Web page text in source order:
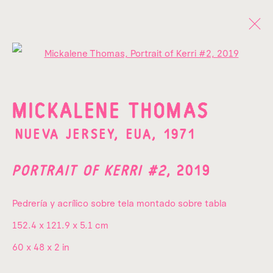
Nombre*
MICKALENE THOMAS
NUEVA JERSEY, EUA, 1971
PORTRAIT OF KERRI #2, 2019
Pedrería y acrílico sobre tela montado sobre tabla
152.4 x 121.9 x 5.1 cm
60 x 48 x 2 in